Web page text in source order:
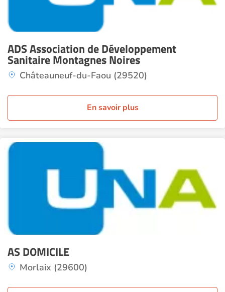
ADS Association de Développement
Sanitaire Montagnes Noires
Châteauneuf-du-Faou (29520)
En savoir plus
AS DOMICILE
Morlaix (29600)